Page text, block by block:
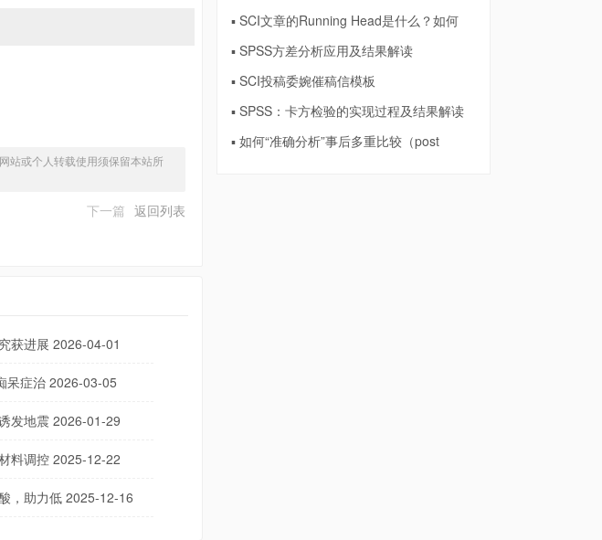
站或个人转载使用须保留本站所
下一篇 返回列表
获进展 2026-04-01
呆症治2026-03-05
发地震2026-01-29
料调控2025-12-22
，助力低2025-12-16
▪ SCI文章的Running Head是什么？如何
▪ SPSS方差分析应用及结果解读
▪ SCI投稿委婉催稿信模板
▪ SPSS：卡方检验的实现过程及结果解读
▪ 如何“准确分析”事后多重比较（post